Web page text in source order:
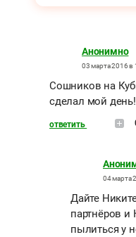
Анонимно
03 марта 2016 в
Сошников на
сделал мой день!
ответить
04 марта
Дайте
партнёров и
пылиться у